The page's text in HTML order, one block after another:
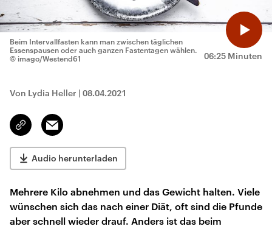
06:25 Minuten
Beim Intervallfasten kann man zwischen täglichen
Essenspausen oder auch ganzen Fastentagen wählen.
© imago/Westend61
Von Lydia Heller | 08.04.2021
Link
kopieren/teilen
Email
Audio herunterladen
Mehrere Kilo abnehmen und das Gewicht halten. Viele
wünschen sich das nach einer Diät, oft sind die Pfunde
aber schnell wieder drauf. Anders ist das beim